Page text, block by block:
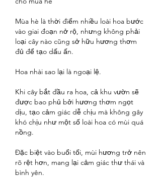
Mùa hè là thời điểm nhiều loài hoa bước
vào giai đoạn nở rộ, nhưng không phải
loại cây nào cũng sở hữu hương thơm
đủ để tạo dấu ấn.
Hoa nhài sao lại là ngoại lệ.
Khi cây bắt đầu ra hoa, cả khu vườn sẽ
được bao phủ bởi hương thơm ngọt
dịu, tạo cảm giác dễ chịu mà không gây
khó chịu như một số loài hoa có mùi quá
nồng.
Đặc biệt vào buổi tối, mùi hương trở nên
rõ rệt hơn, mang lại cảm giác thư thái và
bình yên.